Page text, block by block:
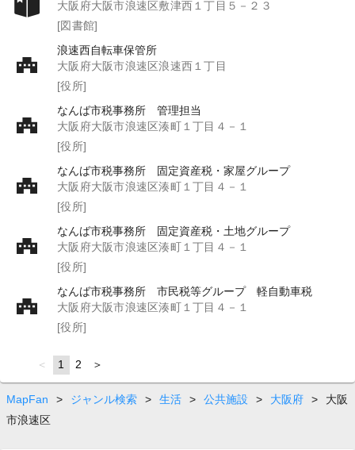
大阪府大阪市浪速区敷津西１丁目５－２３
[図書館]
浪速西自転車保管所
大阪府大阪市浪速区浪速西１丁目
[役所]
なんば市税事務所 管理担当
大阪府大阪市浪速区湊町１丁目４－１
[役所]
なんば市税事務所 固定資産税・家屋グループ
大阪府大阪市浪速区湊町１丁目４－１
[役所]
なんば市税事務所 固定資産税・土地グループ
大阪府大阪市浪速区湊町１丁目４－１
[役所]
なんば市税事務所 市民税等グループ 軽自動車税
大阪府大阪市浪速区湊町１丁目４－１
[役所]
page
You're
on
page
1 page
2 page
MapFan > ジャンル検索 > 生活 > 公共施設 > 大阪府 >
大阪
市浪速区